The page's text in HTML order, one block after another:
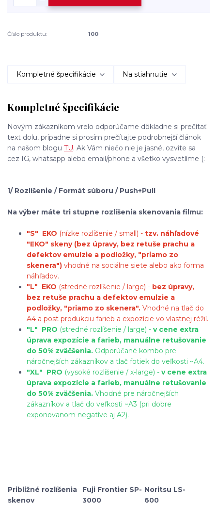
Číslo produktu: 100
Kompletné špecifikácie Na stiahnutie
Kompletné špecifikácie
Novým zákazníkom vrelo odporúčame dôkladne si prečítať
text dolu, prípadne si prosím prečítajte podrobnejší článok
na našom blogu TU. Ak Vám niečo nie je jasné, ozvite sa
cez IG, whatsapp alebo email/phone a všetko vysvetlíme (:
1/ Rozlíšenie / Formát súboru / Push+Pull
Na výber máte tri stupne rozlíšenia skenovania filmu:
"S" EKO (nízke rozlíšenie / small) - tzv. náhľadové
"EKO" skeny (bez úpravy, bez retuše prachu a
defektov emulzie a podložky, "priamo zo
skenera") vhodné na sociálne siete alebo ako forma
náhľadov.
"L" EKO (stredné rozlíšenie / large) - bez úpravy,
bez retuše prachu a defektov emulzie a
podložky, "priamo zo skenera". Vhodné na tlač do
A4 a post produkciu farieb a expozície vo vlastnej réžií.
"L" PRO (stredné rozlíšenie / large) - v cene extra
úprava expozície a farieb, manuálne retušovanie
do 50% zväčšenia. Odporúčané kombo pre
náročnejších zákazníkov a tlač fotiek do veľkosti ~A4.
"XL" PRO (vysoké rozlíšenie / x-large) - v cene extra
úprava expozície a farieb, manuálne retušovanie
do 50% zväčšenia. Vhodné pre náročnejších
zákazníkov a tlač do veľkosti ~A3 (pri dobre
exponovanom negatíve aj A2).
Približné rozlíšenia
skenov
Fuji Frontier SP-
3000
Noritsu LS-
600